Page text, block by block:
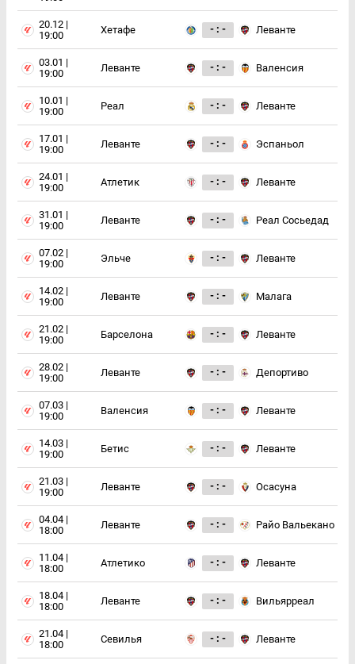
20.12 |
19:00
Хетафе - : - Леванте
03.01 |
19:00
Леванте - : - Валенсия
10.01 |
19:00
Реал - : - Леванте
17.01 |
19:00
Леванте - : - Эспаньол
24.01 |
19:00
Атлетик - : - Леванте
31.01 |
19:00
Леванте - : - Реал Сосьедад
07.02 |
19:00
Эльче - : - Леванте
14.02 |
19:00
Леванте - : - Малага
21.02 |
19:00
Барселона - : - Леванте
28.02 |
19:00
Леванте - : - Депортиво
07.03 |
19:00
Валенсия - : - Леванте
14.03 |
19:00
Бетис - : - Леванте
21.03 |
19:00
Леванте - : - Осасуна
04.04 |
18:00
Леванте - : - Райо Вальекано
11.04 |
18:00
Атлетико - : - Леванте
18.04 |
18:00
Леванте - : - Вильярреал
21.04 |
18:00
Севилья - : - Леванте